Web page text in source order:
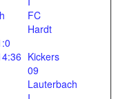
FC
Hardt
Kickers
09
Lauterbach